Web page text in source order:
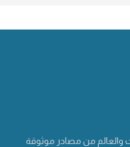
والعالم من مصادر موثوقة